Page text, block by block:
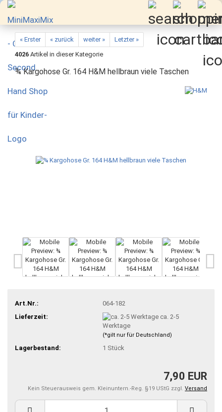
« Erster « zurück weiter »
Letzter »
4026 Artikel in dieser Kategorie
¾ Kargohose Gr. 164 H&M hellbraun viele Taschen
Art.Nr.:
064-182
Lieferzeit:
ca. 2-5
Werktage
(*gilt nur für Deutschland)
Lagerbestand: 1 Stück
7,90 EUR
Kein Steuerausweis gem. Kleinuntern.-Reg. §19 UStG zzgl. Versand